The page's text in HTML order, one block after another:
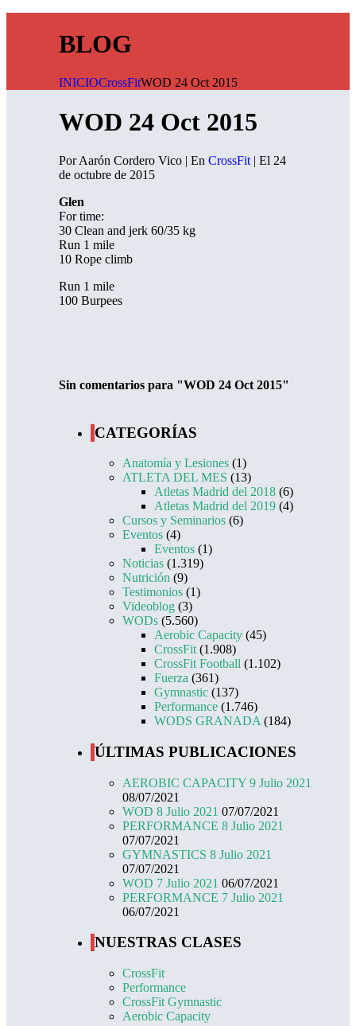
BLOG
INICIOCrossFitWOD 24 Oct 2015
WOD 24 Oct 2015
Por Aarón Cordero Vico | En CrossFit | El 24
de octubre de 2015
Glen
For time:
30 Clean and jerk 60/35 kg
Run 1 mile
10 Rope climb
Run 1 mile
100 Burpees
Sin comentarios para "WOD 24 Oct 2015"
CATEGORÍAS
Anatomía y Lesiones (1)
ATLETA DEL MES (13)
Atletas Madrid del 2018 (6)
Atletas Madrid del 2019 (4)
Cursos y Seminarios (6)
Eventos (4)
Eventos (1)
Noticias (1.319)
Nutrición (9)
Testimonios (1)
Videoblog (3)
WODs (5.560)
Aerobic Capacity (45)
CrossFit (1.908)
CrossFit Football (1.102)
Fuerza (361)
Gymnastic (137)
Performance (1.746)
WODS GRANADA (184)
ÚLTIMAS PUBLICACIONES
AEROBIC CAPACITY 9 Julio 2021
08/07/2021
WOD 8 Julio 2021 07/07/2021
PERFORMANCE 8 Julio 2021
07/07/2021
GYMNASTICS 8 Julio 2021
07/07/2021
WOD 7 Julio 2021 06/07/2021
PERFORMANCE 7 Julio 2021
06/07/2021
NUESTRAS CLASES
CrossFit
Performance
CrossFit Gymnastic
Aerobic Capacity